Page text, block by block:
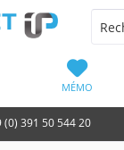
(0) 391 50 544 20
MÉMO